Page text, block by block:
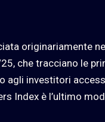
originariamente
che tracciano le
agli investitori
Index è l’ultimo